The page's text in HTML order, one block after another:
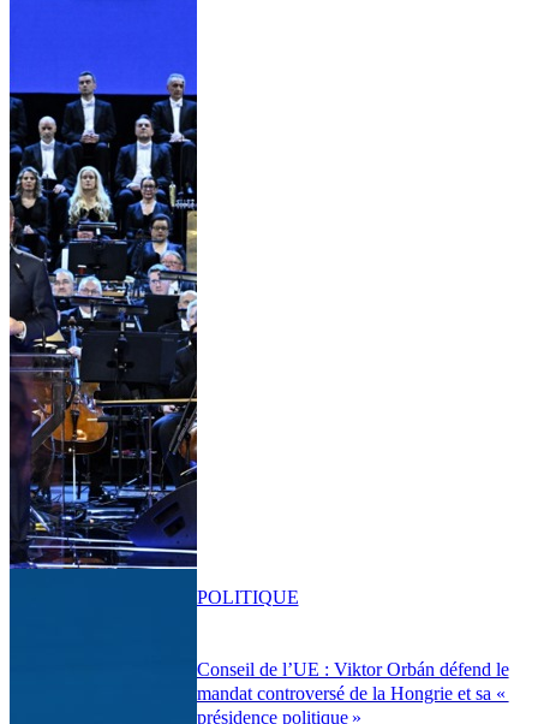
Conseil de l’UE : Viktor Orbán défend le
mandat controversé de la Hongrie et sa «
présidence politique »
POLITIQUE